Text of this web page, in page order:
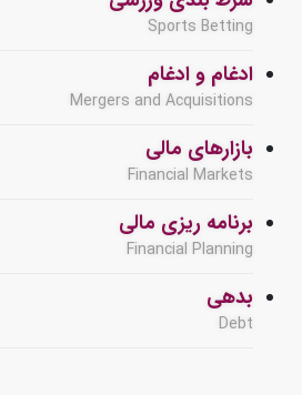
Sports Betting
ادغام و ادغام
Mergers and Acquisitions
بازارهای مالی
Financial Markets
برنامه ریزی مالی
Financial Planning
بدهی
Debt